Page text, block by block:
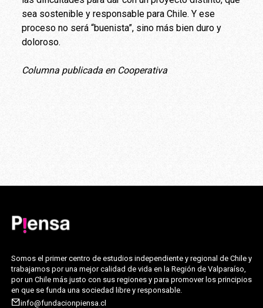
sea sostenible y responsable para Chile. Y ese
proceso no será “buenista”, sino más bien duro y
doloroso.
Columna publicada en Cooperativa
Somos el primer centro de estudios independiente y regional de Chile y
trabajamos por una mejor calidad de vida en la Región de Valparaíso,
por un Chile más justo con sus regiones y para promover los principios
en que se funda una sociedad libre y responsable.
info@fundacionpiensa.cl